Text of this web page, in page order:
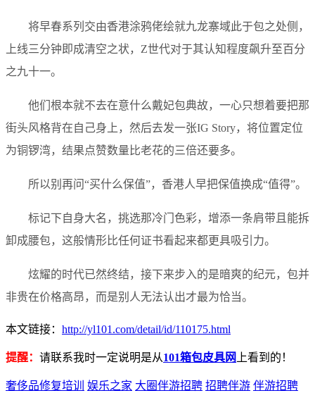
将早春系列交由香港涂鸦佬绘就九龙寨域此于包之处侧，
上线三分钟即成清空之状，Z世代对于其认知程度飙升至百分
之九十一。
他们根本就不去在意什么戴妃包典故，一心只想着要把那
街头风格背在自己身上，然后去发一张IG Story，将位置定位
为铜锣湾，结果点赞数量比老花的三倍还要多。
所以别再问“买什么保值”，香港人早把保值换成“值得”。
标记下自身大名，挑选那冷门色彩，增添一条肩带且能拆
卸成腰包，这般情形比任何证书看起来都更具吸引力。
炫耀的时代已然终结，接下来步入的是暗爽的纪元，包并
非贵在价格高昂，而是别人无法认出才最为恰当。
本文链接： http://yl101.com/detail/id/110175.html
提醒： 请联系我时一定说明是从101箱包皮具网 上看到的！
奢侈品修复培训 娱乐之家 大圈伴游招聘 招聘伴游 伴游招聘